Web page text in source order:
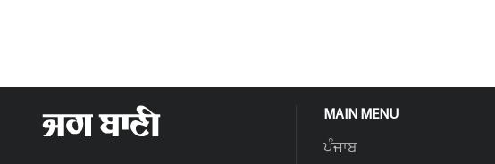
MAIN MENU
ਪੰਜਾਬ